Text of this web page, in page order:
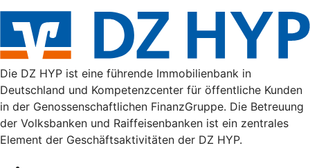
Die DZ HYP ist eine führende Immobilienbank in
Deutschland und Kompetenzcenter für öffentliche Kunden
in der Genossenschaftlichen FinanzGruppe. Die Betreuung
der Volksbanken und Raiffeisenbanken ist ein zentrales
Element der Geschäftsaktivitäten der DZ HYP.